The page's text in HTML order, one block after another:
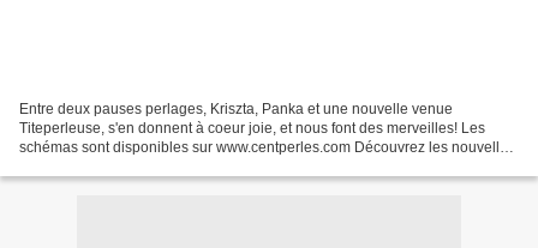
Entre deux pauses perlages, Kriszta, Panka et une nouvelle venue
Titeperleuse, s'en donnent à coeur joie, et nous font des merveilles! Les
schémas sont disponibles sur www.centperles.com Découvrez les nouvelles